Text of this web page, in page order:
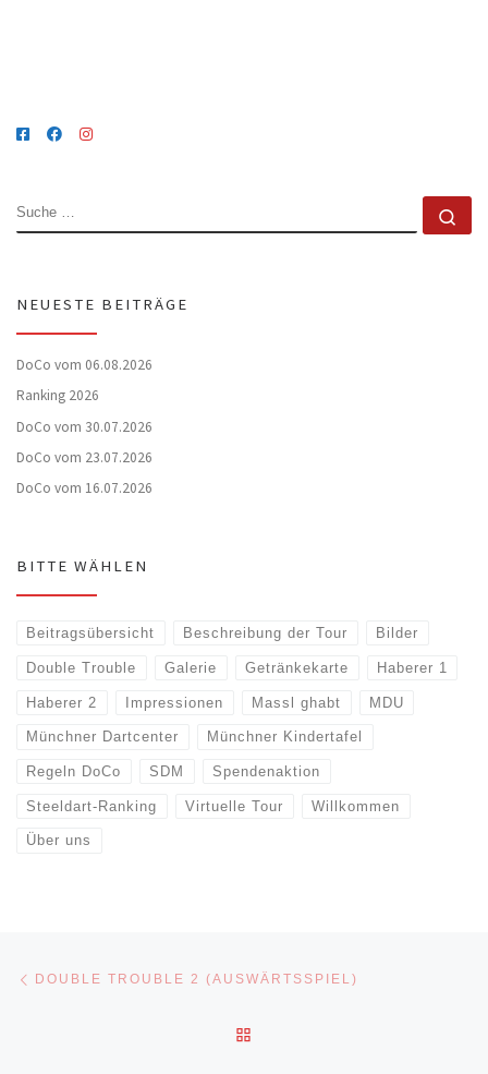
SUCHE
NEUESTE BEITRÄGE
DoCo vom 06.08.2026
Ranking 2026
DoCo vom 30.07.2026
DoCo vom 23.07.2026
DoCo vom 16.07.2026
BITTE WÄHLEN
Beitragsübersicht Beschreibung der Tour Bilder
Double Trouble Galerie Getränkekarte Haberer 1
Haberer 2 Impressionen Massl ghabt MDU
Münchner Dartcenter Münchner Kindertafel
Regeln DoCo SDM Spendenaktion
Steeldart-Ranking Virtuelle Tour Willkommen
Über uns
Beitragsnavigation
DOUBLE TROUBLE 2 (AUSWÄRTSSPIEL)